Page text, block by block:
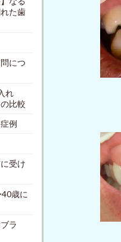
た歯
につ
れ
比較
例
受け
歳に
ラ